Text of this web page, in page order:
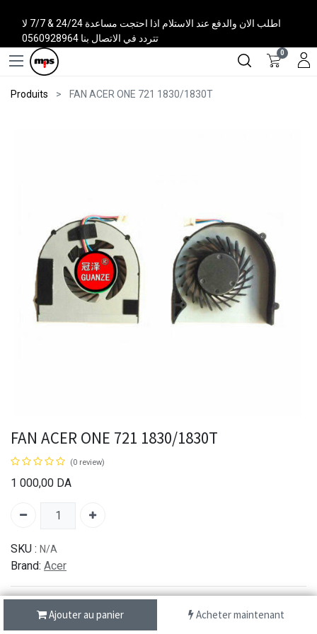
اطلب الان والدفع عند الاستلام اذا احتجت مساعدة 24/24 & 7/7 لا
تتردد في الاتصال بنا 0560928964
0
Produits FAN ACER ONE 721 1830/1830T
Ajouter au panier Acheter maintenant
FAN ACER ONE 721 1830/1830T
(0 review)
1 000,00 DA
SKU : N/A
Brand: Acer
شحن سريع من 1 الى 3 ايام